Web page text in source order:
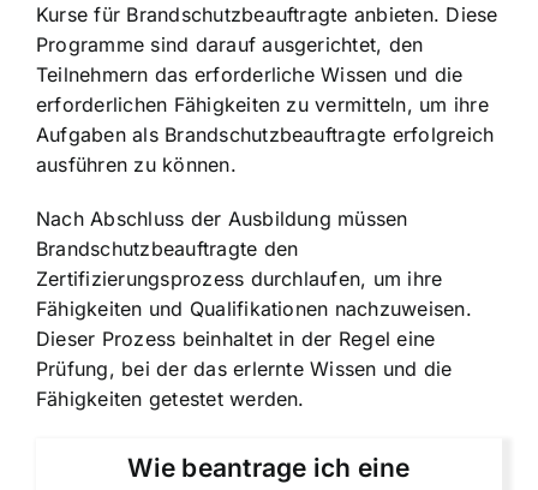
Kurse für Brandschutzbeauftragte anbieten. Diese
Programme sind darauf ausgerichtet, den
Teilnehmern das erforderliche Wissen und die
erforderlichen Fähigkeiten zu vermitteln, um ihre
Aufgaben als Brandschutzbeauftragte erfolgreich
ausführen zu können.
Nach Abschluss der Ausbildung müssen
Brandschutzbeauftragte den
Zertifizierungsprozess durchlaufen, um ihre
Fähigkeiten und Qualifikationen nachzuweisen.
Dieser Prozess beinhaltet in der Regel eine
Prüfung, bei der das erlernte Wissen und die
Fähigkeiten getestet werden.
Wie beantrage ich eine